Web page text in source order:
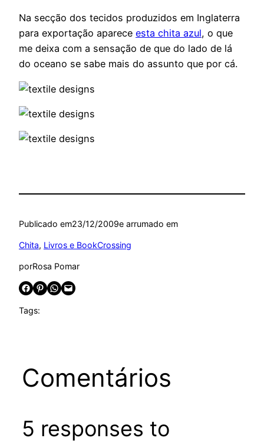
Na secção dos tecidos produzidos em Inglaterra
para exportação aparece esta chita azul, o que
me deixa com a sensação de que do lado de lá
do oceano se sabe mais do assunto que por cá.
Publicado em23/12/2009e arrumado em
Chita, Livros e BookCrossing
porRosa Pomar
Share on Facebook Share on Pinterest Share on WhatsApp Email this Page
Tags:
Comentários
5 responses to